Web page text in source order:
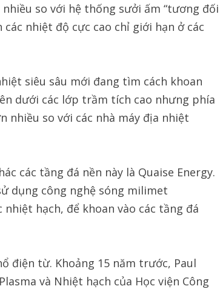
so với hệ thống sưởi ấm “tương đối
nhiệt độ cực cao chỉ giới hạn ở các
siêu sâu mới đang tìm cách khoan
dưới các lớp trầm tích cao nhưng phía
so với các nhà máy địa nhiệt
các tầng đá nền này là Quaise Energy.
dụng công nghệ sóng milimet
hạch, để khoan vào các tầng đá
điện từ. Khoảng 15 năm trước, Paul
và Nhiệt hạch của Học viện Công